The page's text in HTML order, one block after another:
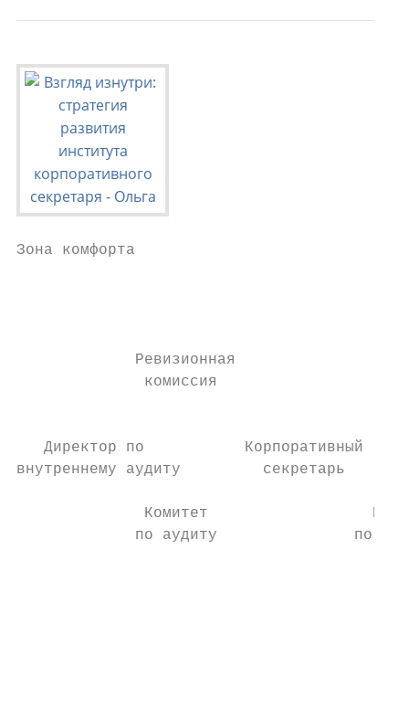
Зона комфорта
             Ревизионная
              комиссия
   Директор по           Корпоративный
внутреннему аудиту         секретарь
Комитет
по аудиту               по